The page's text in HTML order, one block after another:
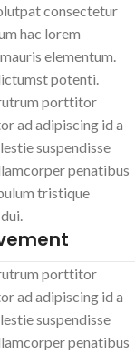
consectetur
hac lorem
elementum.
potenti.
porttitor
ad adipiscing id a
suspendisse
penatibus
tristique
porttitor
ad adipiscing id a
suspendisse
penatibus